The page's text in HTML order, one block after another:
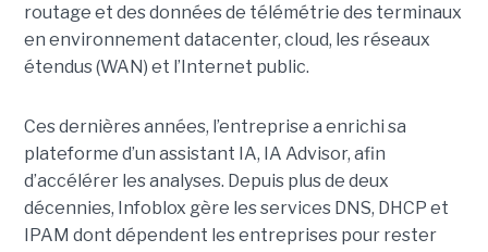
routage et des données de télémétrie des terminaux
en environnement datacenter, cloud, les réseaux
étendus (WAN) et l’Internet public.
Ces dernières années, l’entreprise a enrichi sa
plateforme d’un assistant IA, IA Advisor, afin
d’accélérer les analyses. Depuis plus de deux
décennies, Infoblox gère les services DNS, DHCP et
IPAM dont dépendent les entreprises pour rester